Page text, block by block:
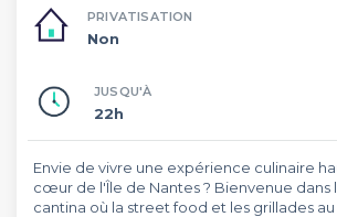
PRIVATISATION
Non
JUSQU'À
22h
Envie de vivre une expérience culinaire
cœur de l'Île de Nantes ? Bienvenue dans
cantina où la street food et les grillades au